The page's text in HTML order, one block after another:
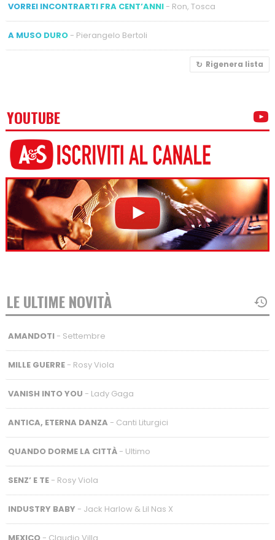
VORREI INCONTRARTI FRA CENT’ANNI- Ron, Tosca
A MUSO DURO- Pierangelo Bertoli
Rigenera lista
YOUTUBE
LE ULTIME NOVITÀ
AMANDOTI- Settembre
MILLE GUERRE- Rosy Viola
VANISH INTO YOU - Lady Gaga
ANTICA, ETERNA DANZA - Canti Liturgici
QUANDO DORME LA CITTÀ- Ultimo
SENZ’ E TE- Rosy Viola
INDUSTRY BABY - Jack Harlow & Lil Nas X